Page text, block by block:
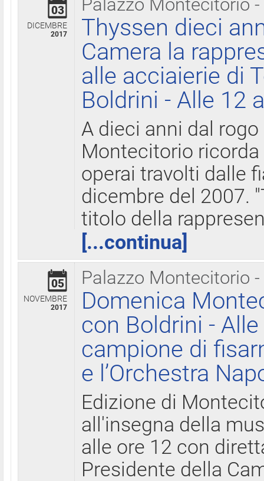
Palazzo Montecitorio
03
DICEMBRE
2017
Thyssen dieci
Camera la
alle acciaierie di
Boldrini - Alle 12
A dieci anni dal
Montecitorio
operai travolti dalle
dicembre del 2007.
titolo della
[...continua]
Palazzo Montecitorio
05
NOVEMBRE
2017
Domenica
con Boldrini -
campione di
e l’Orchestra
Edizione di
all'insegna della
alle ore 12 con
Presidente della